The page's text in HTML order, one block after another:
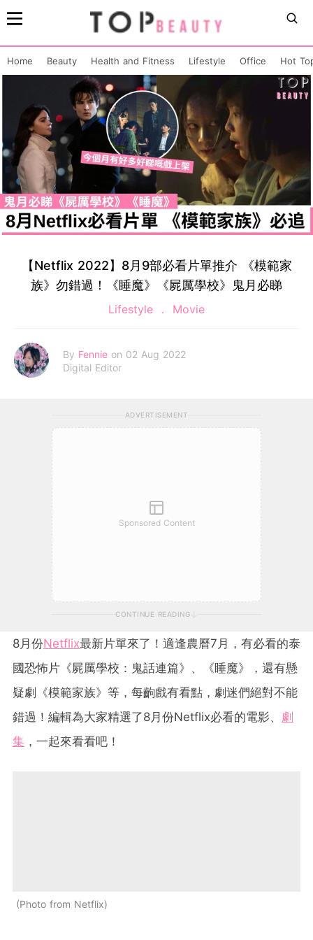
Home Beauty Health and Fitness Lifestyle Office Hot
【Netflix 2022】8月9部必看片單推介 《模範家
族》勿錯過！《睡魔》《屍厲學校》鬼月必睇
Lifestyle Movie
By Fennie on 02 Aug 2022
Digital Editor
ADVERTISEMENT
Sponsored Content
CONTINUE READING
8月份Netflix最新片單來了！適逢農曆7月，有必看的泰
國恐怖片《屍厲學校：鬼話連篇》、《睡魔》，還有懸
疑劇《模範家族》等，每齣戲有看點，劇迷們絕對不能
錯過！編輯為大家精選了8月份Netflix必看的電影、 劇
集 ，一起來看看吧！
Photo from Netflix